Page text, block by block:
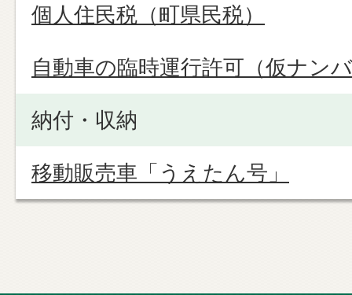
個人住民税（町県民税）
自動車の臨時運行許可（仮ナン
納付・収納
移動販売車「うえたん号」